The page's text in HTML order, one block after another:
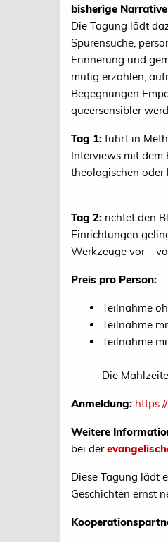
bisherige
Die Tagung lädt
Spurensuche,
Erinnerung und
mutig erzählen,
Begegnungen
queersensibler
Tag 1: führt in
Interviews mit dem
theologischen oder
Tag 2: richtet den
Einrichtungen
Werkzeuge vor –
Preis pro Person:
Teilnahme
Teilnahme
Teilnahme
Die
Anmeldung:
Weitere
bei der
Diese Tagung lädt
Geschichten ernst